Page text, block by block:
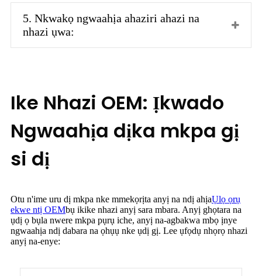
5. Nkwakọ ngwaahịa ahaziri ahazi na
nhazi ụwa:
Ike Nhazi OEM: Ịkwado
Ngwaahịa dịka mkpa gị
si dị
Otu n'ime uru dị mkpa nke mmekọrịta anyị na ndị ahịaỤlọ ọrụ
ekwe ntị OEMbụ ikike nhazi anyị sara mbara. Anyị ghọtara na
ụdị ọ bụla nwere mkpa pụrụ iche, anyị na-agbakwa mbọ ịnye
ngwaahịa ndị dabara na ọhụụ nke ụdị gị. Lee ụfọdụ nhọrọ nhazi
anyị na-enye: